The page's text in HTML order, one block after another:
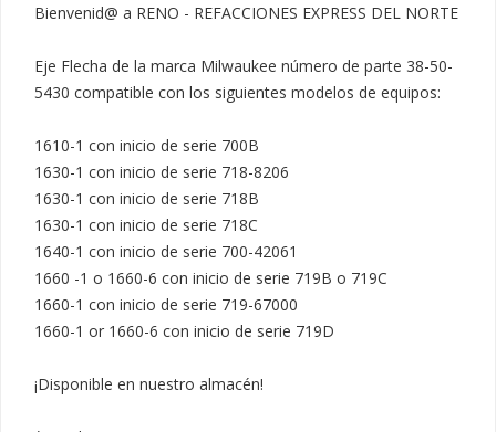
Bienvenid@ a RENO - REFACCIONES EXPRESS DEL NORTE
Eje Flecha de la marca Milwaukee número de parte 38-50-
5430 compatible con los siguientes modelos de equipos:
1610-1 con inicio de serie 700B
1630-1 con inicio de serie 718-8206
1630-1 con inicio de serie 718B
1630-1 con inicio de serie 718C
1640-1 con inicio de serie 700-42061
1660 -1 o 1660-6 con inicio de serie 719B o 719C
1660-1 con inicio de serie 719-67000
1660-1 or 1660-6 con inicio de serie 719D
¡Disponible en nuestro almacén!